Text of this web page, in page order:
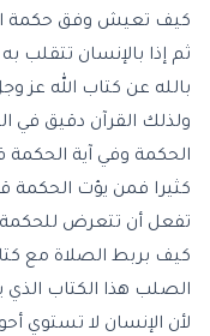
كيف تعيش وفق حكمة
ثم إذا بالإنسان تتقلب
بالله عن كتاب الله عز
ولذلك القرآن دقيق في
الحكمة وفي آية الحكمة
كثيرا فمن يؤت الحكمة
تفعل أن تتعرض للحكمة
كيف بربط الصلاة مع
الصلب هذا الكتاب
لأن الإنسان لا تستوي